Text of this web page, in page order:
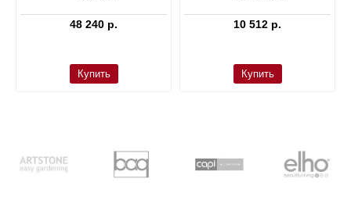
48 240 р.
Купить
10 512 р.
Купить